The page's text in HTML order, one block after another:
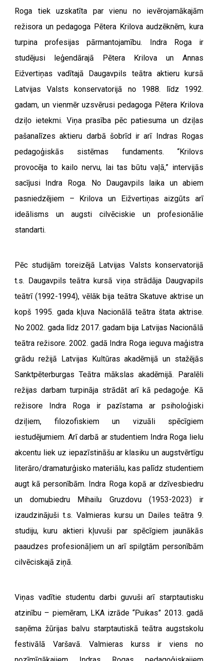
Roga tiek uzskatīta par vienu no ievērojamākajām
režisora un pedagoga Pētera Krilova audzēknēm, kura
turpina profesijas pārmantojamību. Indra Roga ir
studējusi leģendārajā Pētera Krilova un Annas
Eižvertiņas vadītajā Daugavpils teātra aktieru kursā
Latvijas Valsts konservatorijā no 1988. līdz 1992.
gadam, un vienmēr uzsvērusi pedagoga Pētera Krilova
dziļo ietekmi. Viņa prasība pēc patiesuma un dziļas
pašanalīzes aktieru darbā šobrīd ir arī Indras Rogas
pedagoģiskās sistēmas fundaments. “Krilovs
provocēja to kailo nervu, lai tas būtu vaļā,” intervijās
sacījusi Indra Roga. No Daugavpils laika un abiem
pasniedzējiem – Krilova un Eižvertiņas aizgūts arī
ideālisms un augsti cilvēciskie un profesionālie
standarti.
Pēc studijām toreizējā Latvijas Valsts konservatorijā
t.s. Daugavpils teātra kursā viņa strādāja Daugvapils
teātrī (1992-1994), vēlāk bija teātra Skatuve aktrise un
kopš 1995. gada kļuva Nacionālā teātra štata aktrise.
No 2002. gada līdz 2017. gadam bija Latvijas Nacionālā
teātra režisore. 2002. gadā Indra Roga ieguva maģistra
grādu režijā Latvijas Kultūras akadēmijā un stažējās
Sanktpēterburgas Teātra mākslas akadēmijā. Paralēli
režijas darbam turpināja strādāt arī kā pedagoģe. Kā
režisore Indra Roga ir pazīstama ar psiholoģiski
dziļiem, filozofiskiem un vizuāli spēcīgiem
iestudējumiem. Arī darbā ar studentiem Indra Roga lielu
akcentu liek uz iepazīstināšu ar klasiku un augstvērtīgu
literāro/dramaturģisko materiālu, kas palīdz studentiem
augt kā personībām. Indra Roga kopā ar dzīvesbiedru
un domubiedru Mihailu Gruzdovu (1953-2023) ir
izaudzinājuši t.s. Valmieras kursu un Dailes teātra 9.
studiju, kuru aktieri kļuvuši par spēcīgiem jaunākās
paaudzes profesionāļiem un arī spilgtām personībām
cilvēciskajā ziņā.
Viņas vadītie studentu darbi guvuši arī starptautisku
atzinību – piemēram, LKA izrāde “Puikas” 2013. gadā
saņēma žūrijas balvu starptautiskā teātra augstskolu
festivālā Varšavā. Valmieras kurss ir viens no